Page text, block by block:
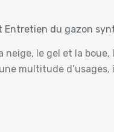
Entretien du gazon
le gel et la
multitude